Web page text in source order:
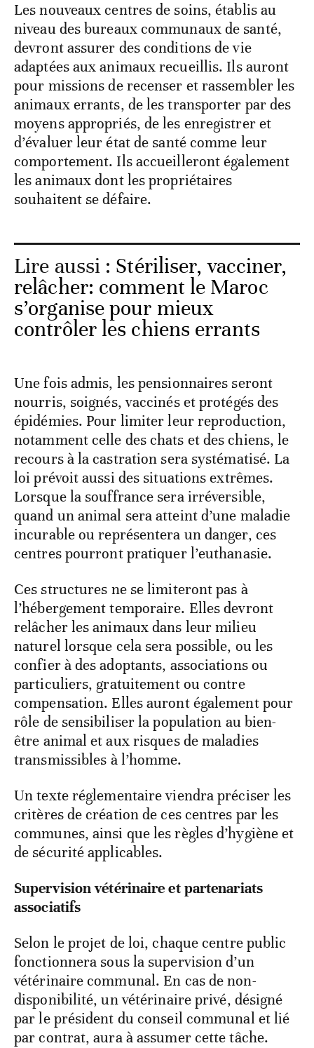
Les nouveaux centres de soins, établis au
niveau des bureaux communaux de santé,
devront assurer des conditions de vie
adaptées aux animaux recueillis. Ils auront
pour missions de recenser et rassembler les
animaux errants, de les transporter par des
moyens appropriés, de les enregistrer et
d’évaluer leur état de santé comme leur
comportement. Ils accueilleront également
les animaux dont les propriétaires
souhaitent se défaire.
Lire aussi : Stériliser, vacciner,
relâcher: comment le Maroc
s’organise pour mieux
contrôler les chiens errants
Une fois admis, les pensionnaires seront
nourris, soignés, vaccinés et protégés des
épidémies. Pour limiter leur reproduction,
notamment celle des chats et des chiens, le
recours à la castration sera systématisé. La
loi prévoit aussi des situations extrêmes.
Lorsque la souffrance sera irréversible,
quand un animal sera atteint d’une maladie
incurable ou représentera un danger, ces
centres pourront pratiquer l’euthanasie.
Ces structures ne se limiteront pas à
l’hébergement temporaire. Elles devront
relâcher les animaux dans leur milieu
naturel lorsque cela sera possible, ou les
confier à des adoptants, associations ou
particuliers, gratuitement ou contre
compensation. Elles auront également pour
rôle de sensibiliser la population au bien-
être animal et aux risques de maladies
transmissibles à l’homme.
Un texte réglementaire viendra préciser les
critères de création de ces centres par les
communes, ainsi que les règles d’hygiène et
de sécurité applicables.
Supervision vétérinaire et partenariats
associatifs
Selon le projet de loi, chaque centre public
fonctionnera sous la supervision d’un
vétérinaire communal. En cas de non-
disponibilité, un vétérinaire privé, désigné
par le président du conseil communal et lié
par contrat, aura à assumer cette tâche.